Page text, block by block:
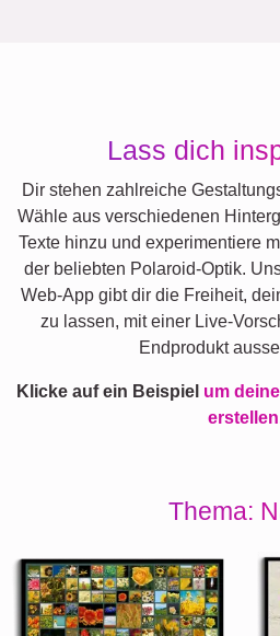
Lass dich
Dir stehen zahlreiche
Wähle aus verschiedenen
Texte hinzu und experimentiere
der beliebten Polaroid-Optik.
Web-App gibt dir die Freiheit,
zu lassen, mit einer Live-
Endprodukt
Klicke auf ein Beispiel um
Thema: